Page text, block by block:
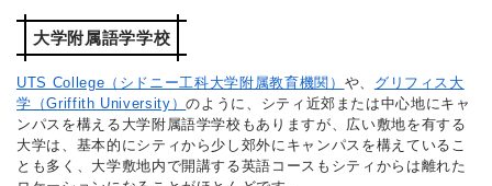
大学附属語学学校
UTS College（シドニー工科大学附属教育機関） や、 グリフィス大
学（Griffith University）のように、シティ近郊または中心地にキャ
ンパスを構える大学附属語学学校もありますが、広い敷地を有する
大学は、基本的にシティから少し郊外にキャンパスを構えているこ
とも多く、大学敷地内で開講する英語コースもシティからは離れた